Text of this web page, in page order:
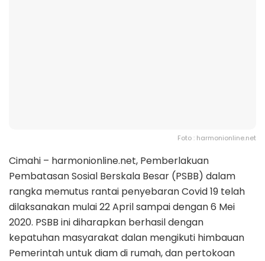
Foto : harmonionline.net
Cimahi – harmonionline.net, Pemberlakuan
Pembatasan Sosial Berskala Besar (PSBB) dalam
rangka memutus rantai penyebaran Covid 19 telah
dilaksanakan mulai 22 April sampai dengan 6 Mei
2020. PSBB ini diharapkan berhasil dengan
kepatuhan masyarakat dalan mengikuti himbauan
Pemerintah untuk diam di rumah, dan pertokoan